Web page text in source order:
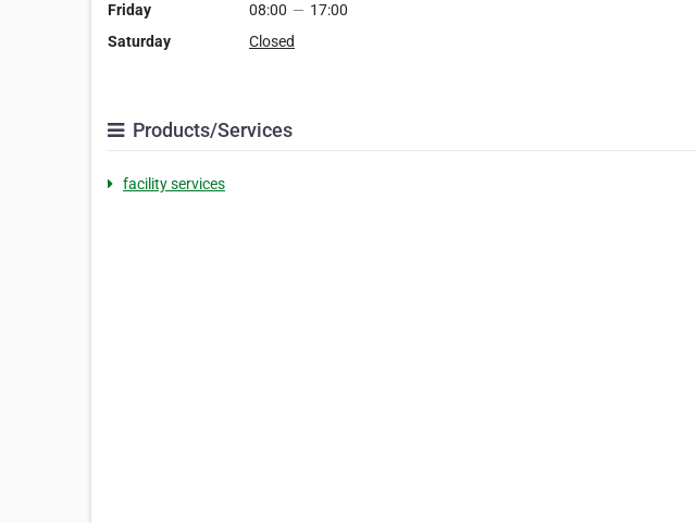
Friday
08:00 — 17:00
Saturday
Closed
Products/Services
facility services